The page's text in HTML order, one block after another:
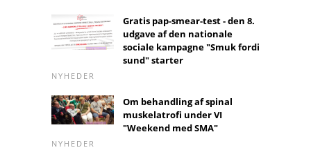
Gratis pap-smear-test - den 8.
udgave af den nationale
sociale kampagne "Smuk fordi
sund" starter
NYHEDER
Om behandling af spinal
muskelatrofi under VI
"Weekend med SMA"
NYHEDER